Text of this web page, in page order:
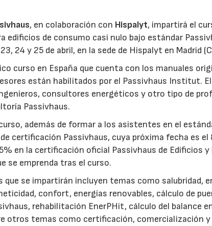
, en colaboración con Hispalyt, impartirá el
edificios de consumo casi nulo bajo estándar
24 y 25 de abril, en la sede de Hispalyt en Madrid
curso en España que cuenta con los manuales
están habilitados por el Passivhaus Institut.
consultores energéticos y otro tipo de
Passivhaus.
además de formar a los asistentes en el
certificación Passivhaus, cuya próxima fecha es el
en la certificación oficial Passivhaus de Edificios
se emprenda tras el curso.
que se impartirán incluyen temas como salubridad,
confort, energías renovables, cálculo de
rehabilitación EnerPHit, cálculo del balance
otros temas como certificación, comercialización y